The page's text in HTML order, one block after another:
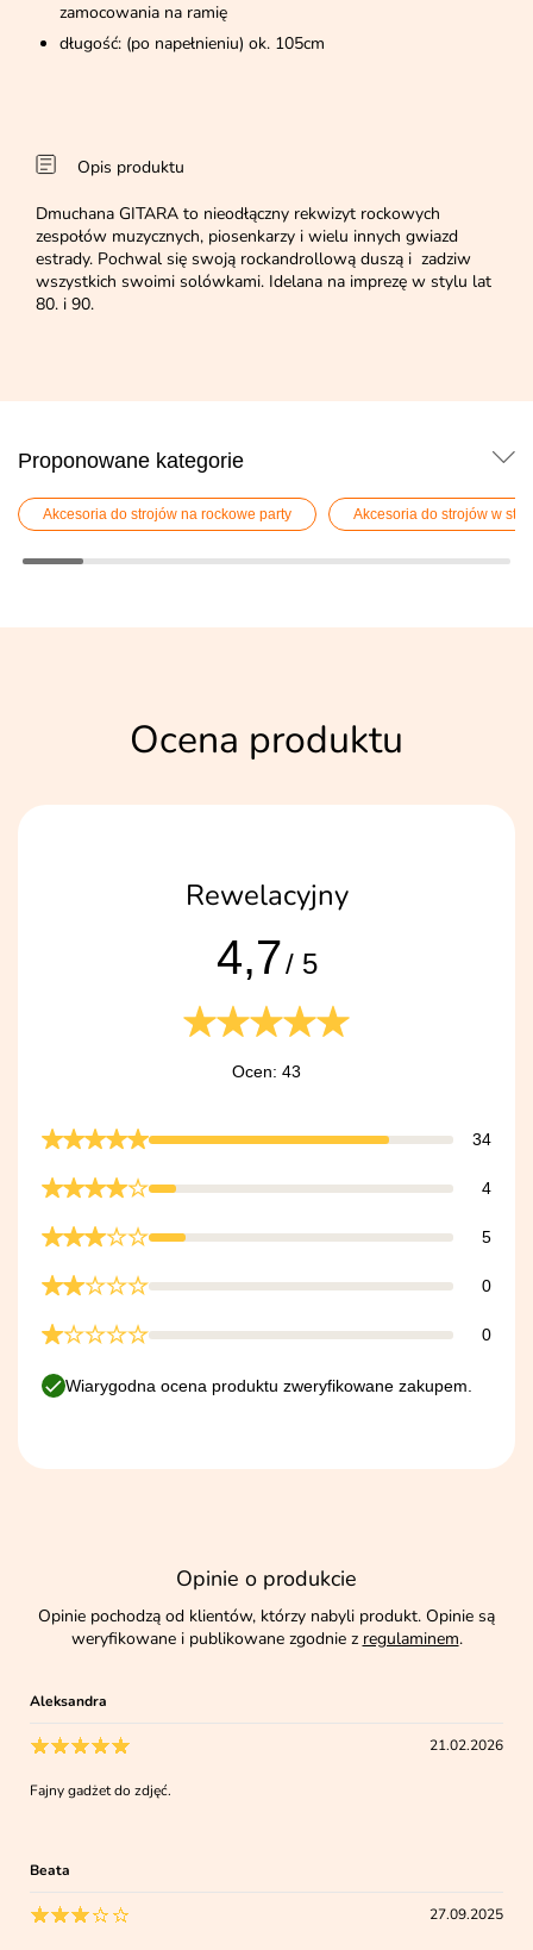
zamocowania na ramię
długość: (po napełnieniu) ok. 105cm
Opis produktu
Dmuchana GITARA to nieodłączny rekwizyt rockowych
zespołów muzycznych, piosenkarzy i wielu innych gwiazd
estrady. Pochwal się swoją rockandrollową duszą i zadziw
wszystkich swoimi solówkami. Idelana na imprezę w stylu lat
80. i 90.
Proponowane kategorie
Akcesoria do strojów na rockowe party Akcesoria do strojów w
Ocena produktu
Rewelacyjny
4,7/ 5
Ocen: 43
34
4
5
0
0
Wiarygodna ocena produktu zweryfikowane zakupem.
Opinie o produkcie
Opinie pochodzą od klientów, którzy nabyli produkt. Opinie są
weryfikowane i publikowane zgodnie z regulaminem.
Aleksandra
21.02.2026
Fajny gadżet do zdjęć.
Beata
27.09.2025